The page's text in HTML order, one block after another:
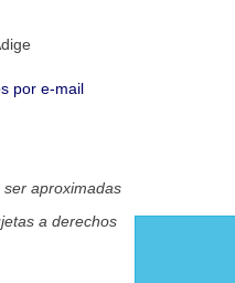
por e-mail
aproximadas
a derechos